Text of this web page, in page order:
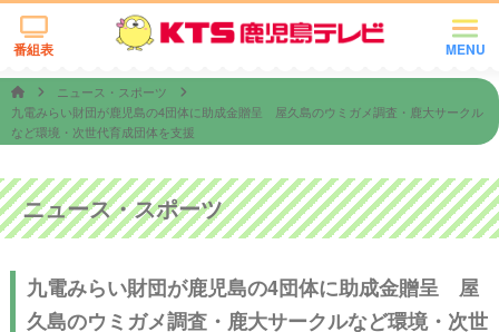
MENU
番組表
ニュース・スポーツ
九電みらい財団が鹿児島の4団体に助成金贈呈 屋久島のウミガメ調査・鹿大サークル
など環境・次世代育成団体を支援
ニュース・スポーツ
九電みらい財団が鹿児島の4団体に助成金贈呈 屋
久島のウミガメ調査・鹿大サークルなど環境・次世